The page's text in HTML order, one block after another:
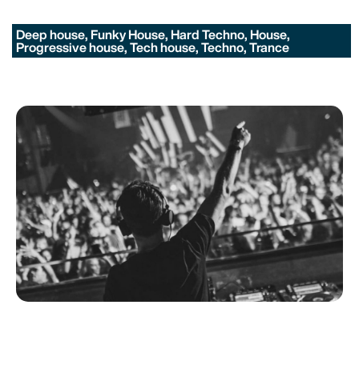
Deep house, Funky House, Hard Techno, House,
Progressive house, Tech house, Techno, Trance